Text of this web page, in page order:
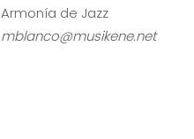
Armonía de Jazz
mblanco@musikene.net